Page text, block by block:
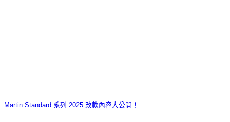
Martin Standard 系列 2025 改款內容大公開！